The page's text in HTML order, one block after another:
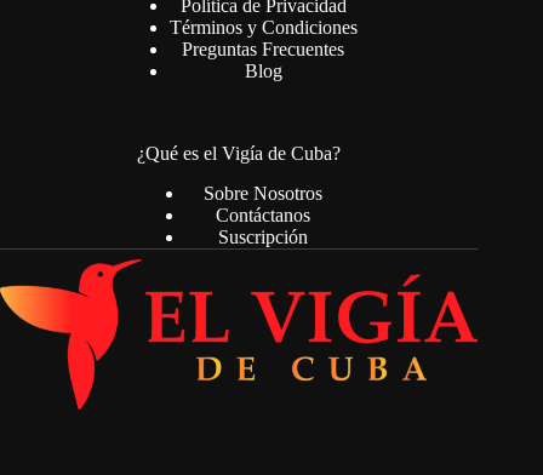
Política de Privacidad
Términos y Condiciones
Preguntas Frecuentes
Blog
¿Qué es el Vigía de Cuba?
Sobre Nosotros
Contáctanos
Suscripción